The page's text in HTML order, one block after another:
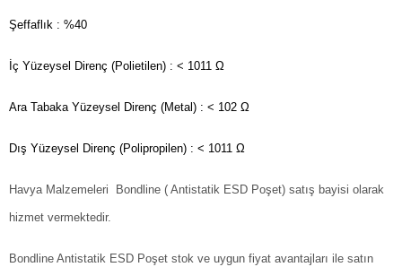
Şeffaflık : %40
İç Yüzeysel Direnç (Polietilen) : < 1011 Ω
Ara Tabaka Yüzeysel Direnç (Metal) : < 102 Ω
Dış Yüzeysel Direnç (Polipropilen) : < 1011 Ω
Havya Malzemeleri Bondline ( Antistatik ESD Poşet) satış bayisi olarak
hizmet vermektedir.
Bondline Antistatik ESD Poşet stok ve uygun fiyat avantajları ile satın